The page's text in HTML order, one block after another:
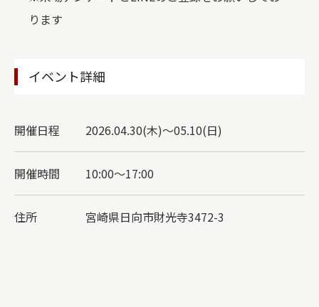
ります
イベント詳細
開催日程 2026.04.30(木)～05.10(日)
開催時間 10:00〜17:00
住所 宮崎県日向市財光寺3472-3